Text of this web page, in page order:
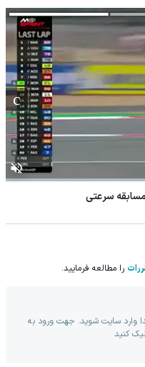
سرعتی
را مطالعه فرمایید.
وارد سایت شوید. جهت ورود به
کنید